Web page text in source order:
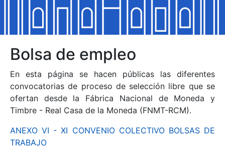
Mostrar/Ocultar
Mostrar/Ocultar
Mostrar/Ocultar
Mostrar/Ocultar
Bolsa de empleo
En esta página se hacen públicas las diferentes
convocatorias de proceso de selección libre que se
ofertan desde la Fábrica Nacional de Moneda y
Timbre - Real Casa de la Moneda (FNMT-RCM).
ANEXO VI - XI CONVENIO COLECTIVO BOLSAS DE
TRABAJO